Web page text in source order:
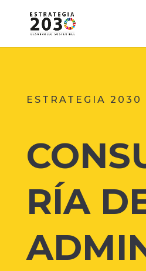
ESTRATEGIA 2030
RÍA